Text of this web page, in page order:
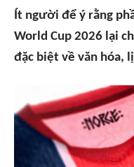
Ít người để ý rằng
World Cup 2026 lại
đặc biệt về văn hóa,